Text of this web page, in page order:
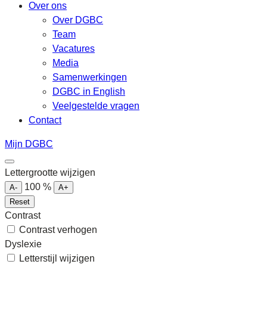
Over ons
Over DGBC
Team
Vacatures
Media
Samenwerkingen
DGBC in English
Veelgestelde vragen
Contact
Mijn DGBC
Lettergrootte wijzigen
A- 100 %
A+
Reset
Contrast
Contrast verhogen
Dyslexie
Letterstijl wijzigen